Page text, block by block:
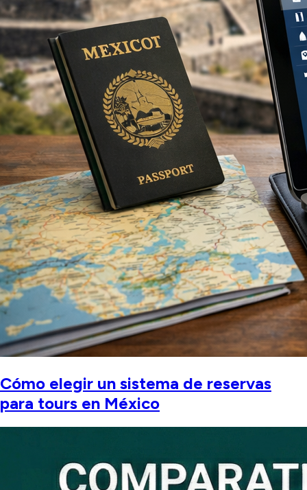
Cómo elegir un sistema de reservas
para tours en México